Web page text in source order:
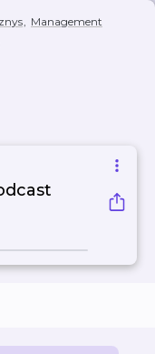
, Management